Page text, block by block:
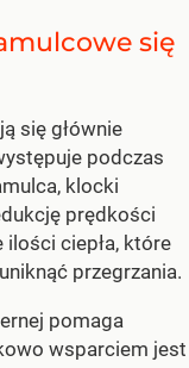
się
się głównie
podczas
klocki
prędkości
ciepła, które
przegrzania.
pomaga
wsparciem jest